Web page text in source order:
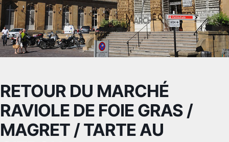
RETOUR DU MARCHÉ
RAVIOLE DE FOIE GRAS /
MAGRET / TARTE AU